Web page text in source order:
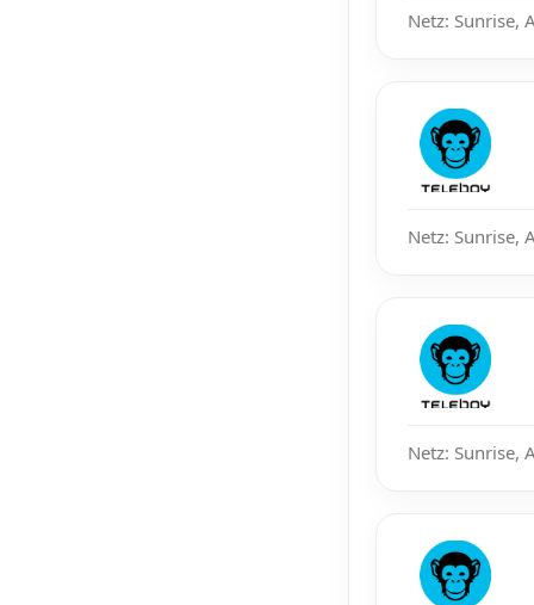
Netz: Sunrise,
Netz: Sunrise,
Netz: Sunrise,